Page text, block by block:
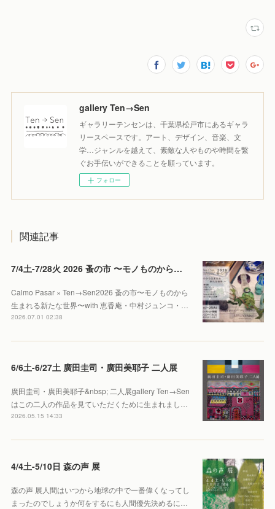
gallery Ten→Sen
ギャラリーテンセンは、千葉県松戸市にあるギャラ
リースペースです。アート、デザイン、音楽、文
学…ジャンルを越えて、素敵な人やものや時間を繋
ぐお手伝いができることを願っています。
フォロー
関連記事
7/4土-7/28火 2026 蚤の市 〜モノものから生まれる新たな世界〜
Calmo Pasar × Ten→Sen2026 蚤の市〜モノものから
生まれる新たな世界〜with 恵香庵・中村ジュンコ・…
2026.07.01 02:38
6/6土-6/27土 廣田圭司・廣田美耶子 二人展
廣田圭司・廣田美耶子&nbsp; 二人展gallery Ten→Sen
はこの二人の作品を見ていただくために生まれまし…
2026.05.15 14:33
4/4土-5/10日 森の声 展
森の声 展人間はいつから地球の中で一番偉くなってし
まったのでしょうか何をするにも人間優先決めるに…